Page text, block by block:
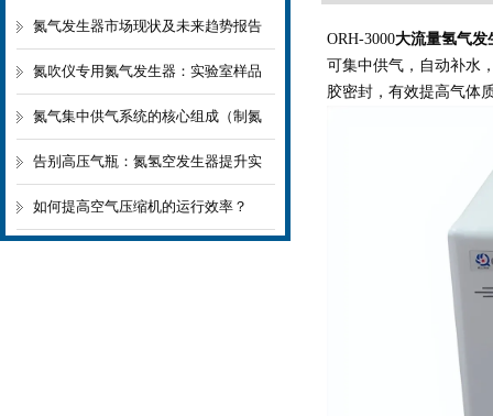
氮气发生器市场现状及未来趋势报告
2026
氮吹仪专用氮气发生器：实验室样品
前处理的“绿色心脏”
氮气集中供气系统的核心组成（制氮
+储气+调压+分配）详解
告别高压气瓶：氮氢空发生器提升实
验室安全性与便利性
如何提高空气压缩机的运行效率？
ORH-3000大流量氢气发
可集中供气，自动补水
胶密封，有效提高气体